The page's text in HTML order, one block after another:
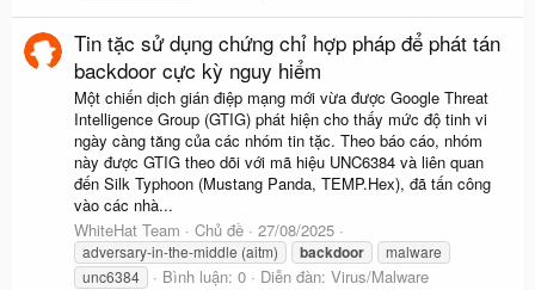
Tin tặc sử dụng chứng chỉ hợp pháp để phát tán
backdoor cực kỳ nguy hiểm
Một chiến dịch gián điệp mạng mới vừa được Google Threat
Intelligence Group (GTIG) phát hiện cho thấy mức độ tinh vi
ngày càng tăng của các nhóm tin tặc. Theo báo cáo, nhóm
này được GTIG theo dõi với mã hiệu UNC6384 và liên quan
đến Silk Typhoon (Mustang Panda, TEMP.Hex), đã tấn công
vào các nhà...
WhiteHat Team
Chủ đề 27/08/2025
adversary-in-the-middle (aitm) backdoor
malware
unc6384
Bình luận: 0 Diễn đàn: Virus/Malware